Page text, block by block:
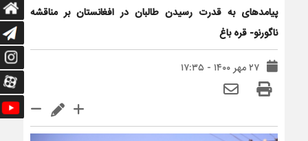
پیامدهای به قدرت رسیدن طالبان در افغانستان بر مناقشه
ناگورنو- قره باغ
۲۷ مهر ۱۴۰۰ - ۱۷:۳۵